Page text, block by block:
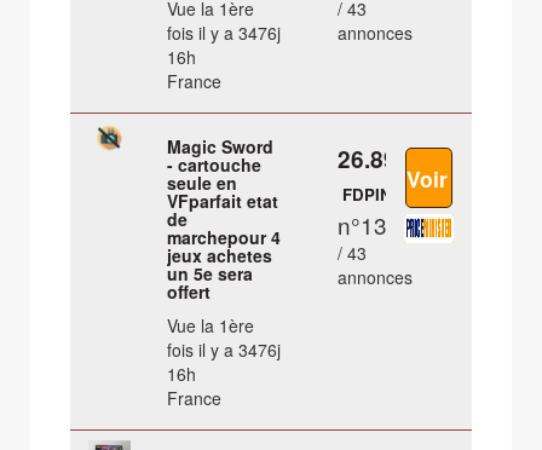
Vue la 1ère
fois il y a 3476j
16h
France
/ 43
annonces
Magic Sword
- cartouche
seule en
VFparfait etat
de
marchepour 4
jeux achetes
un 5e sera
offert
Vue la 1ère
fois il y a 3476j
16h
France
26.89 €
FDPIN
n°13
/ 43
annonces